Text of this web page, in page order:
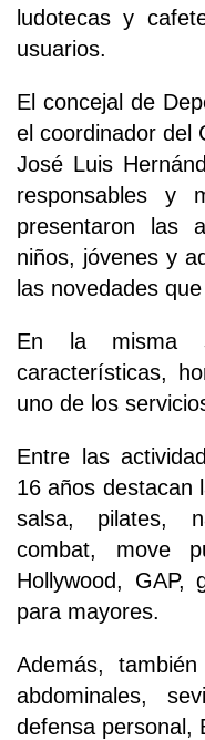
ludotecas y
usuarios.
El concejal de
el coordinador del
José Luis
responsables y
presentaron las
niños, jóvenes y
las novedades
En la misma
características,
uno de los
Entre las
16 años destacan
salsa, pilates,
combat, move
Hollywood, GAP,
para mayores.
Además,
abdominales,
defensa personal,